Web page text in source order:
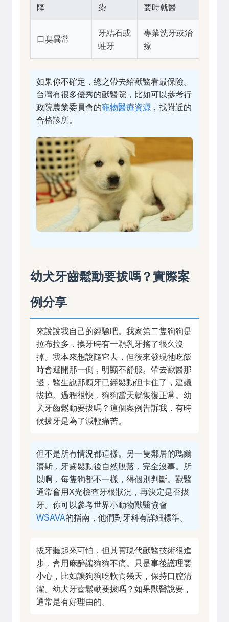
降 染 要時就醫
口臭異常
牙結石或
蛀牙
專業洗牙或治
療
如果你不確定，總之帶去給獸醫看最保險。
台灣有很多優秀的獸醫院，比如可以參考行
政院農業委員會的寵物醫療資源 ，找附近的
合格診所。
幼犬牙齒鬆動要拔嗎？實際案
例分享
來說說我自己的經驗吧。我家第二隻狗狗是
拉布拉多，換牙時有一顆乳牙搖了很久沒
掉。我本來想說隨它去，但後來發現牠吃飯
時會避開那一側，明顯不舒服。帶去獸醫那
邊，醫生說那顆牙已經鬆動但卡住了，建議
拔掉。過程很快，狗狗當天就恢復正常。幼
犬牙齒鬆動要拔嗎？這個案例告訴我，有時
候拔牙是為了減輕痛苦。
但不是所有情況都這樣。另一隻鄰居的瑪爾
濟斯，牙齒鬆動後自然脫落，完全沒事。所
以啊，每隻狗都不一樣，得個別判斷。獸醫
通常會用X光檢查牙根狀況，再決定是否拔
牙。你可以參考世界小動物獸醫協會
WSAVA的指南，他們對牙科有詳細標準。
拔牙聽起來可怕，但其實現代獸醫技術很進
步，會用麻醉讓狗狗不痛。只是事後護理要
小心，比如讓狗狗吃軟食幾天，保持口腔清
潔。幼犬牙齒鬆動要拔嗎？如果獸醫說要，
通常是有好理由的。